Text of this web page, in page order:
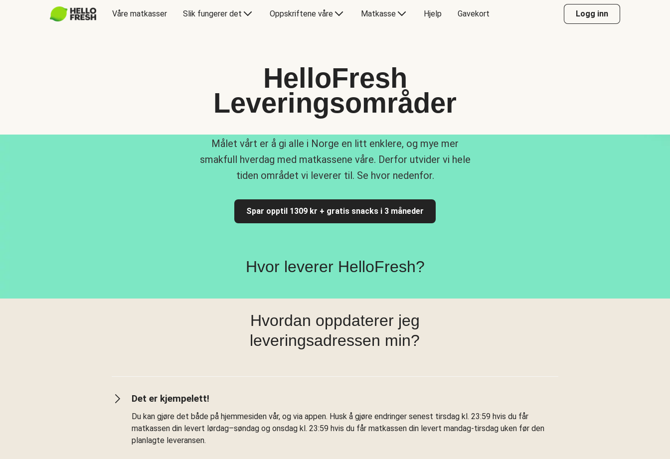
Våre matkasser Slik fungerer det Oppskriftene våre Matkasse Hjelp Gavekort Logg inn
HelloFresh
Leveringsområder
Målet vårt er å gi alle i Norge en litt enklere, og mye mer
smakfull hverdag med matkassene våre. Derfor utvider vi hele
tiden området vi leverer til. Se hvor nedenfor.
Spar opptil 1309 kr + gratis snacks i 3 måneder
Hvor leverer HelloFresh?
Hvordan oppdaterer jeg
leveringsadressen min?
Det er kjempelett!
Du kan gjøre det både på hjemmesiden vår, og via appen. Husk å gjøre endringer senest tirsdag kl. 23:59 hvis du får
matkassen din levert lørdag–søndag og onsdag kl. 23:59 hvis du får matkassen din levert mandag-tirsdag uken før den
planlagte leveransen.